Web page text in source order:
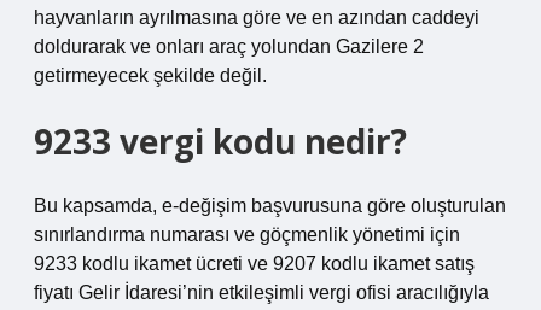
hayvanların ayrılmasına göre ve en azından caddeyi
doldurarak ve onları araç yolundan Gazilere 2
getirmeyecek şekilde değil.
9233 vergi kodu nedir?
Bu kapsamda, e-değişim başvurusuna göre oluşturulan
sınırlandırma numarası ve göçmenlik yönetimi için
9233 kodlu ikamet ücreti ve 9207 kodlu ikamet satış
fiyatı Gelir İdaresi’nin etkileşimli vergi ofisi aracılığıyla